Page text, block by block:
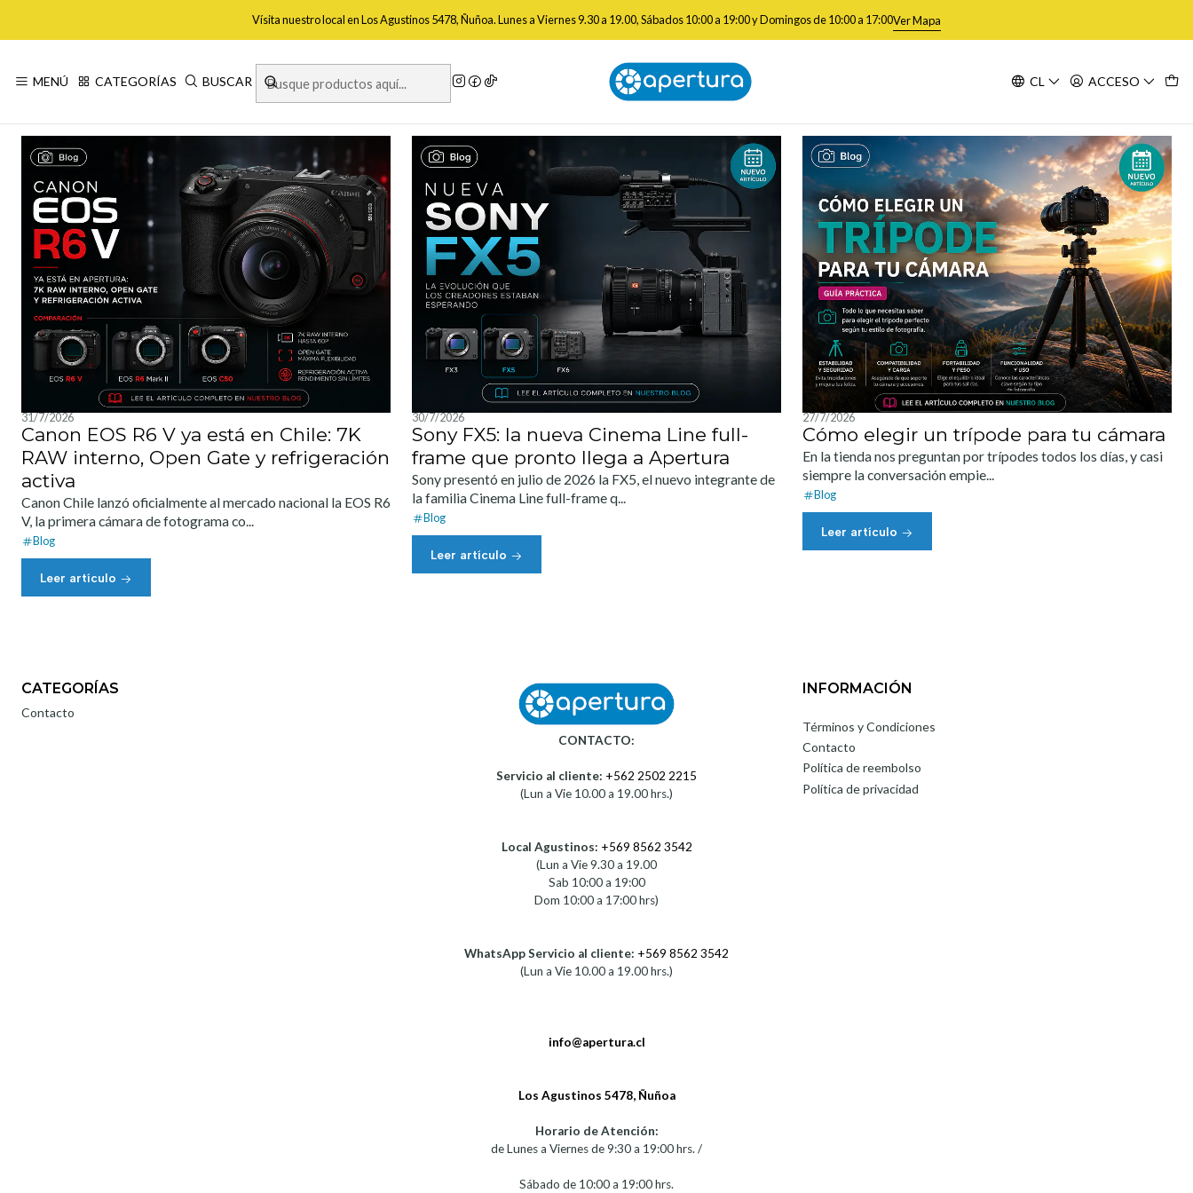
MENÚ CATEGORÍAS BUSCAR CL ACCESO
Vísita nuestro local en Los Agustinos 5478, Ñuñoa. Lunes a Viernes 9.30 a 19.00, Sábados 10:00 a 19:00 y Domingos de 10:00 a 17:00Ver Mapa
Inicio Blog
Blog
31/7/2026
Canon EOS R6 V ya está en Chile: 7K
RAW interno, Open Gate y refrigeración
activa
Canon Chile lanzó oficialmente al mercado nacional la EOS R6
V, la primera cámara de fotograma co...
Blog
Leer artículo
30/7/2026
Sony FX5: la nueva Cinema Line full-
frame que pronto llega a Apertura
Sony presentó en julio de 2026 la FX5, el nuevo integrante de
la familia Cinema Line full-frame q...
Blog
Leer artículo
27/7/2026
Cómo elegir un trípode para tu cámara
En la tienda nos preguntan por trípodes todos los días, y casi
siempre la conversación empie...
Blog
Leer artículo
CATEGORÍAS
Contacto
CONTACTO:
Servicio al cliente: +562 2502 2215
(Lun a Vie 10.00 a 19.00 hrs.)
Local Agustinos: +569 8562 3542
(Lun a Vie 9.30 a 19.00
Sab 10:00 a 19:00
Dom 10:00 a 17:00 hrs)
WhatsApp Servicio al cliente: +569 8562 3542
(Lun a Vie 10.00 a 19.00 hrs.)
info@apertura.cl
Los Agustinos 5478, Ñuñoa
Horario de Atención:
de Lunes a Viernes de 9:30 a 19:00 hrs. /
Sábado de 10:00 a 19:00 hrs.
INFORMACIÓN
Términos y Condiciones
Contacto
Política de reembolso
Política de privacidad